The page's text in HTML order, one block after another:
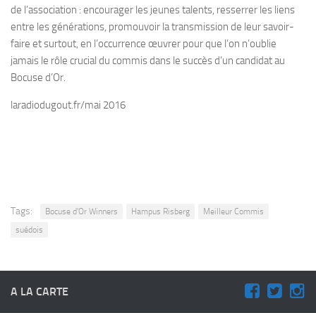
de l’association : encourager les jeunes talents, resserrer les liens
entre les générations, promouvoir la transmission de leur savoir-
faire et surtout, en l’occurrence œuvrer pour que l’on n’oublie
jamais le rôle crucial du commis dans le succès d’un candidat au
Bocuse d’Or.
laradiodugout.fr/mai 2016
Tags: Bocuse d'Or Winners Hampus Risberg
Meilleur Commis
suédois
A LA CARTE